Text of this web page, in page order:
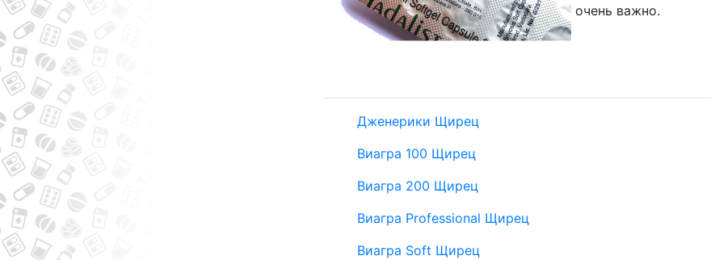
очень важно.
Дженерики Щирец
Виагра 100 Щирец
Виагра 200 Щирец
Виагра Professional Щирец
Виагра Soft Щирец